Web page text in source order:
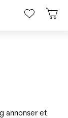
annonser et